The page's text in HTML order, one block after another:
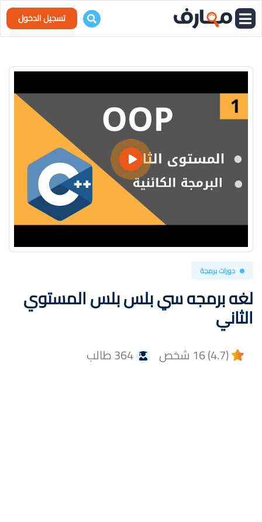
تسجيل الدخول
دورات برمجة
لغه برمجه سي بلس بلس المستوي
الثاني
(4.7) 16 شخص 364 طالب